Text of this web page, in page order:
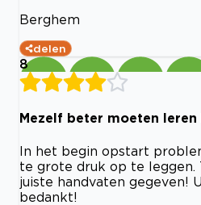
Berghem
delen
8
Mezelf beter moeten leren
In het begin opstart
te grote druk op te leggen.
juiste handvaten gegeven!
bedankt!